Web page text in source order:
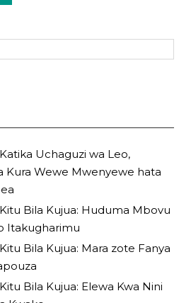
Uchaguzi wa Leo,
Kura Wewe Mwenyewe hata
Bila Kujua: Huduma Mbovu
Itakugharimu
Bila Kujua: Mara zote Fanya
Bila Kujua: Elewa Kwa Nini